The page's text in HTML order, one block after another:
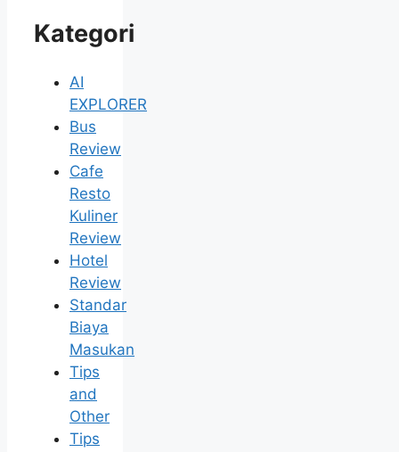
Kategori
AI
EXPLORER
Bus
Review
Cafe
Resto
Kuliner
Review
Hotel
Review
Standar
Biaya
Masukan
Tips
and
Other
Tips